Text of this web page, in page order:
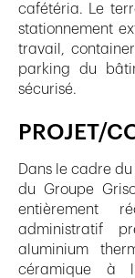
cafétéria. Le
stationnement
travail,
parking du
sécurisé.
PROJET/
Dans le cadre
du Groupe
entièrement
administratif
aluminium
céramique à